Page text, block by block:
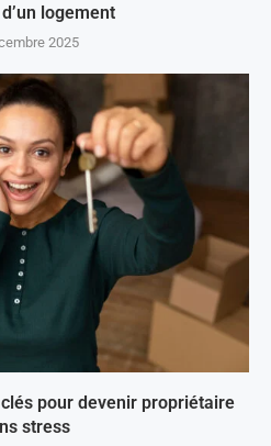
logement
2025
pour devenir propriétaire
stress